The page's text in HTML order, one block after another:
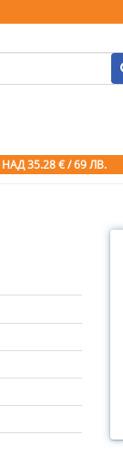
НАД 35.28 € / 69 ЛВ.